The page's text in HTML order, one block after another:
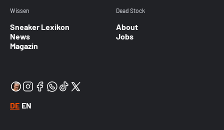
Wissen
Sneaker Lexikon
News
Magazin
Dead Stock
About
Jobs
DE EN